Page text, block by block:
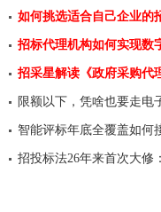
如何挑选适合自己企业的
招标代理机构如何实现数
招采星解读《政府采购代
限额以下，凭啥也要走电
智能评标年底全覆盖如何
招投标法26年来首次大